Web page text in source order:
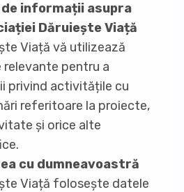
de informații asupra
Dăruiește Viață
Viață vă utilizează
pentru a
privind activitățile cu
referitoare la proiecte,
și orice alte
cu dumneavoastră
Viață folosește datele